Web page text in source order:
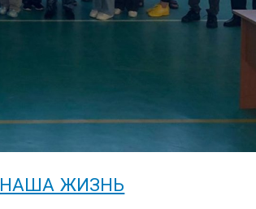
НАША ЖИЗНЬ